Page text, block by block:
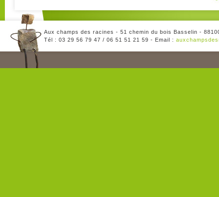
Aux champs des racines - 51 chemin du bois Basselin -
Tél : 03 29 56 79 47 / 06 51 51 21 59 - Email :